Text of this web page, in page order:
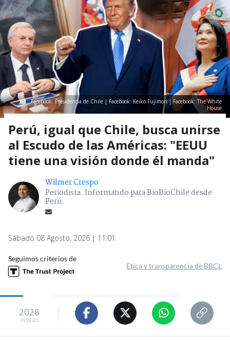
Facebook: Presidencia de Chile | Facebook: Keiko Fujimori | Facebook: The White
House
Perú, igual que Chile, busca unirse
al Escudo de las Américas: "EEUU
tiene una visión donde él manda"
Wilmer Crespo
Periodista. Informando para BioBioChile desde
Perú.
Sábado 08 Agosto, 2026 | 11:01
Seguimos criterios de
Ética y transparencia de BBCL
2028
visitas